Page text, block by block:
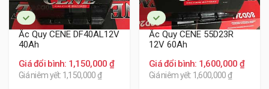
Ắc Quy CENE DF40AL12V
40Ah
Giá đổi bình: 1,150,000 ₫
Giá niêm yết: 1,150,000 ₫
Ắc Quy CENE 55D23R
12V 60Ah
Giá đổi bình: 1,600,000 ₫
Giá niêm yết: 1,600,000 ₫